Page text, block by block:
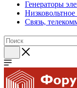
Генераторы
Связь,